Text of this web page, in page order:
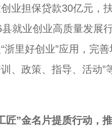
业担保贷款30亿元，
就业创业高质量发展
浙里好创业”应用，完
、政策、指导、活动
匠”金名片提质行动，